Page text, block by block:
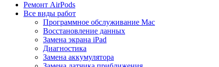
Ремонт AirPods
Все виды работ
Программное обслуживание Mac
Восстановление данных
Замена экрана iPad
Диагностика
Замена аккумулятора